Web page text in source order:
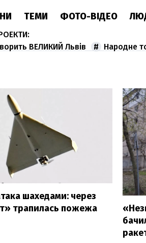
ТЕМИ ФОТО-ВІДЕО
ВЕЛИКИЙ Львів Народне
шахедами: через
трапилась пожежа